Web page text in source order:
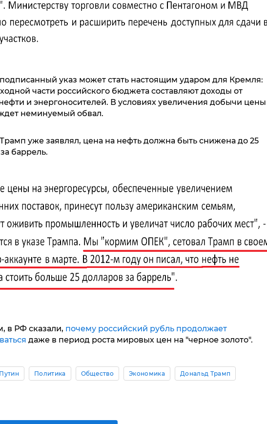
указ может стать настоящим ударом для Кремля:
части российского бюджета составляют доходы от
и энергоносителей. В условиях увеличения добычи цены
неминуемый обвал.
уже заявлял, цена на нефть должна быть снижена до 25
баррель.
в РФ сказали, почему российский рубль продолжает
даже в период роста мировых цен на "черное золото".
Политика Общество Экономика Дональд Трамп